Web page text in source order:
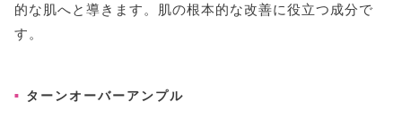
的な肌へと導きます。肌の根本的な改善に役立つ成分で
す。
ターンオーバーアンプル